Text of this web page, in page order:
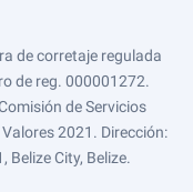
de corretaje regulada
de reg. 000001272.
de Servicios
2021. Dirección:
Belize City, Belize.